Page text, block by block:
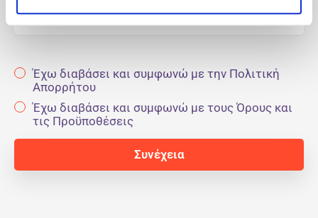
Έχω διαβάσει και συμφωνώ με την Πολιτική
Απορρήτου
Έχω διαβάσει και συμφωνώ με τους Όρους και
τις Προϋποθέσεις